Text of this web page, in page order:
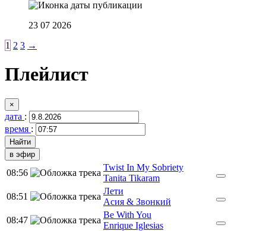
23 07 2026
1 2 3 →
Плейлист
×
дата :
время :
в эфир
08:56
Twist In My Sobriety
Tanita Tikaram
08:51
Лети
Асия & Звонкий
08:47
Be With You
Enrique Iglesias